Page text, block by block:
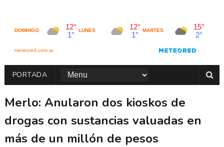
PORTADA
Merlo: Anularon dos kioskos de
drogas con sustancias valuadas en
más de un millón de pesos